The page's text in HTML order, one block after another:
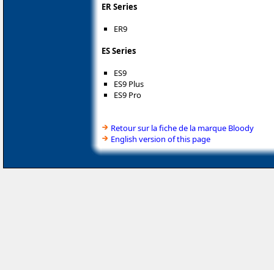
ER Series
ER9
ES Series
ES9
ES9 Plus
ES9 Pro
Retour sur la fiche de la marque Bloody
English version of this page